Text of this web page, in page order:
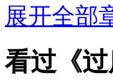
展开全部
看过《